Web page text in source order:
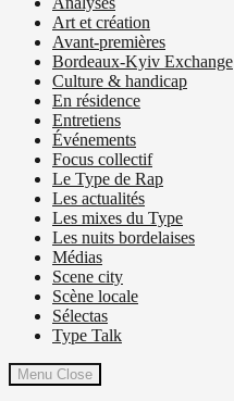
Art et création
Avant-premières
Bordeaux-Kyiv Exchange
Culture & handicap
En résidence
Entretiens
Événements
Focus collectif
Le Type de Rap
Les actualités
Les mixes du Type
Les nuits bordelaises
Médias
Scene city
Scène locale
Sélectas
Type Talk
Menu Close